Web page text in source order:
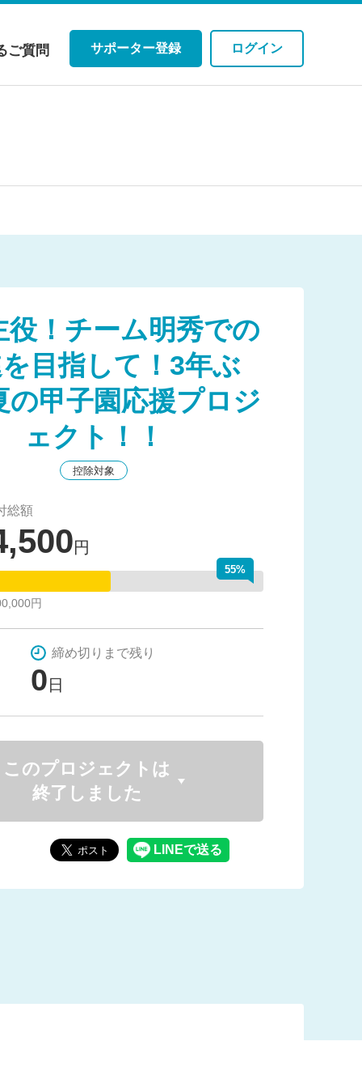
ご質問 サポーター登録 ログイン
役！チーム明秀での
目指して！3年ぶ
の甲子園応援プロジ
ェクト！！
控除対象
総額
円
55%
円
締め切りまで残り
0 日
このプロジェクトは
終了しました